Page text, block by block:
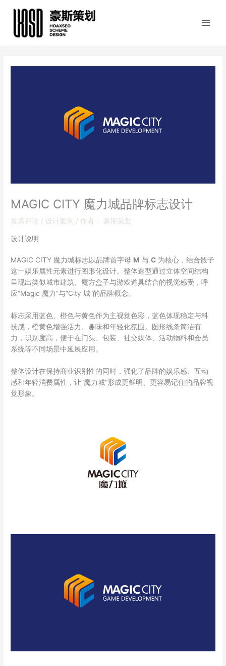
MAGIC CITY 魔力城品牌标志设计
发表评论 /设计案例 / 作者： 豪斯策划
设计说明
MAGIC CITY 魔力城标志以品牌首字母 M 与C 为核心，结合骰子
这一娱乐属性元素进行图形化设计。整体造型通过立体空间结构
呈现出类似城市建筑、魔方盒子与游戏道具结合的视觉感受，呼
应“Magic 魔力”与“City 城”的品牌概念。
标志采用蓝色、橙色与黄色作为主视觉色彩，蓝色体现稳定与科
技感，橙黄色增强活力、趣味和年轻化氛围。图形线条简洁有
力，识别度高，便于在门头、包装、社交媒体、活动物料和会员
系统等不同场景中延展应用。
整体设计在保持商业识别性的同时，强化了品牌的娱乐感、互动
感和年轻消费属性，让“魔力城”形成更鲜明、更容易记住的品牌视
觉形象。